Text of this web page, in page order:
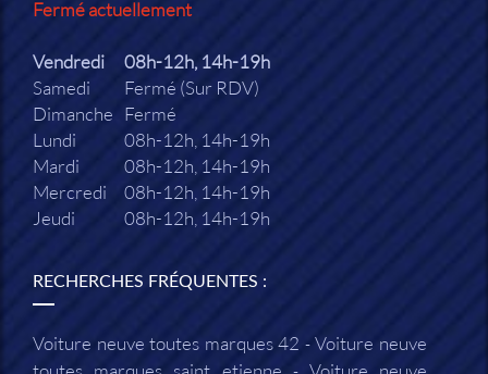
Fermé actuellement
Vendredi
08h-12h, 14h-19h
Samedi
Fermé (Sur RDV)
Dimanche Fermé
Lundi
08h-12h, 14h-19h
Mardi
08h-12h, 14h-19h
Mercredi
08h-12h, 14h-19h
Jeudi
08h-12h, 14h-19h
RECHERCHES FRÉQUENTES :
Voiture neuve toutes marques 42
Voiture neuve